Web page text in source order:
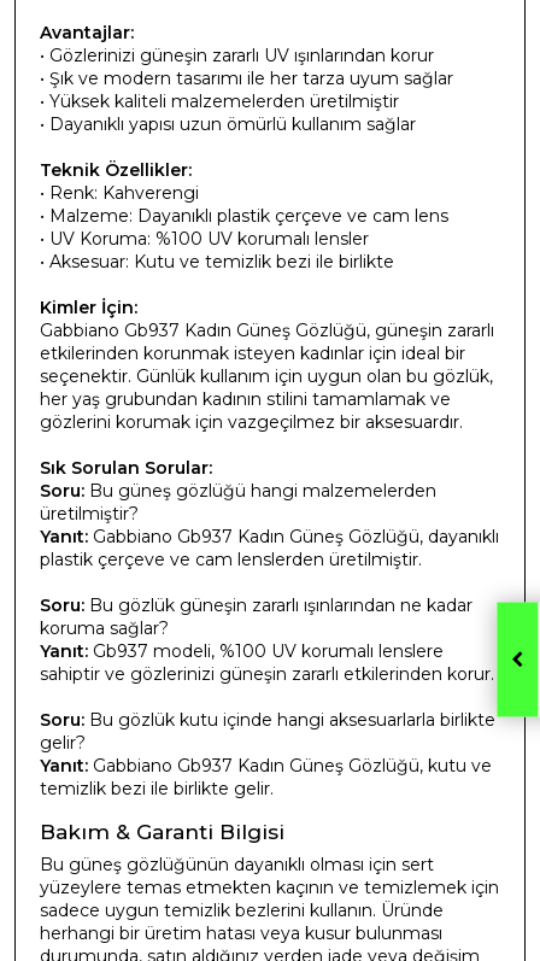
Avantajlar:
• Gözlerinizi güneşin zararlı UV ışınlarından korur
• Şık ve modern tasarımı ile her tarza uyum sağlar
• Yüksek kaliteli malzemelerden üretilmiştir
• Dayanıklı yapısı uzun ömürlü kullanım sağlar
Teknik Özellikler:
• Renk: Kahverengi
• Malzeme: Dayanıklı plastik çerçeve ve cam lens
• UV Koruma: %100 UV korumalı lensler
• Aksesuar: Kutu ve temizlik bezi ile birlikte
Kimler İçin:
Gabbiano Gb937 Kadın Güneş Gözlüğü, güneşin zararlı
etkilerinden korunmak isteyen kadınlar için ideal bir
seçenektir. Günlük kullanım için uygun olan bu gözlük,
her yaş grubundan kadının stilini tamamlamak ve
gözlerini korumak için vazgeçilmez bir aksesuardır.
Sık Sorulan Sorular:
Soru: Bu güneş gözlüğü hangi malzemelerden
üretilmiştir?
Yanıt: Gabbiano Gb937 Kadın Güneş Gözlüğü, dayanıklı
plastik çerçeve ve cam lenslerden üretilmiştir.
Soru: Bu gözlük güneşin zararlı ışınlarından ne kadar
koruma sağlar?
Yanıt: Gb937 modeli, %100 UV korumalı lenslere
sahiptir ve gözlerinizi güneşin zararlı etkilerinden korur.
Soru: Bu gözlük kutu içinde hangi aksesuarlarla birlikte
gelir?
Yanıt: Gabbiano Gb937 Kadın Güneş Gözlüğü, kutu ve
temizlik bezi ile birlikte gelir.
Bakım & Garanti Bilgisi
Bu güneş gözlüğünün dayanıklı olması için sert
yüzeylere temas etmekten kaçının ve temizlemek için
sadece uygun temizlik bezlerini kullanın. Üründe
herhangi bir üretim hatası veya kusur bulunması
durumunda, satın aldığınız yerden iade veya değişim